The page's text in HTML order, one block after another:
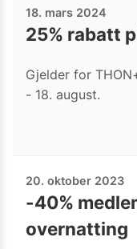
18. mars 2024
25% rabatt
Gjelder for
- 18. august.
20. oktober 2023
-40%
overnatting